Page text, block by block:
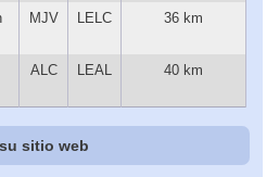
MJV LELC 36 km
ALC LEAL 40 km
sitio web